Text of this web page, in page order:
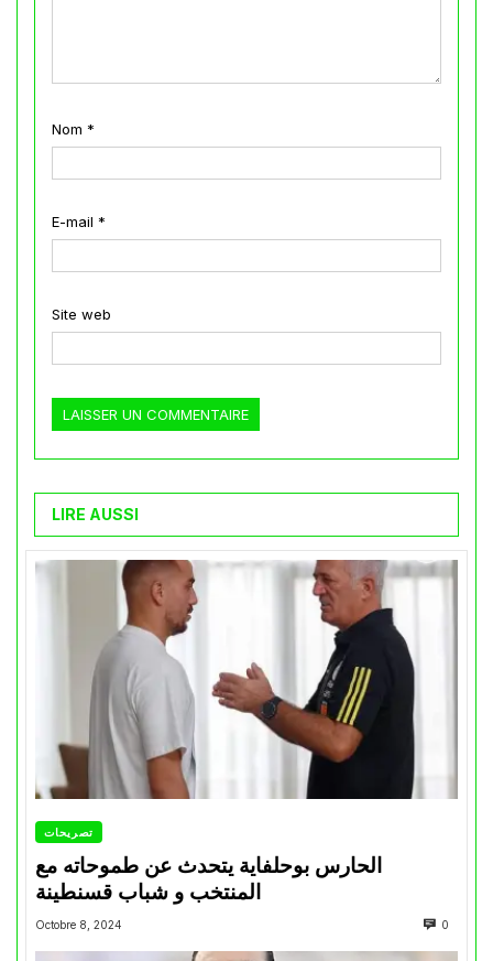
Nom *
E-mail *
Site web
LIRE AUSSI
تصريحات
الحارس بوحلفاية يتحدث عن طموحاته مع
المنتخب و شباب قسنطينة
Octobre 8, 2024 0